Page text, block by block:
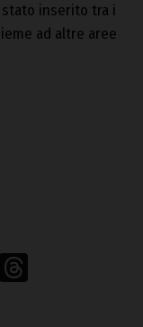
inserito tra i
ad altre aree
Email